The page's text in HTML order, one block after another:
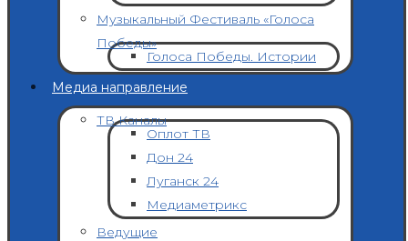
Музыкальный Фестиваль «Голоса
Победы»
Голоса Победы. Истории
Медиа направление
ТВ Каналы
Оплот ТВ
Дон 24
Луганск 24
Медиаметрикс
Ведущие